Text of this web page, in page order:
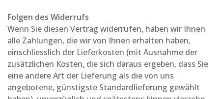
Folgen des Widerrufs
Wenn Sie diesen Vertrag widerrufen, haben wir Ihnen
alle Zahlungen, die wir von Ihnen erhalten haben,
einschliesslich der Lieferkosten (mit Ausnahme der
zusätzlichen Kosten, die sich daraus ergeben, dass Sie
eine andere Art der Lieferung als die von uns
angebotene, günstigste Standardlieferung gewählt